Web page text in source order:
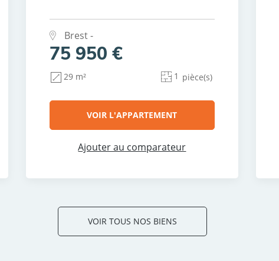
Brest -
75 950 €
29 m² 1 pièce(s)
VOIR L'APPARTEMENT
Ajouter au comparateur
VOIR TOUS NOS BIENS